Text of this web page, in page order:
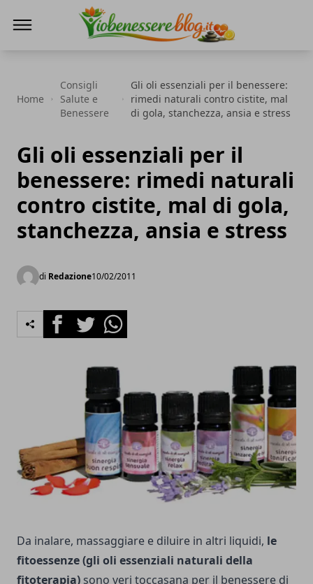
Home
Consigli
Salute e
Benessere
Gli oli essenziali per il benessere:
rimedi naturali contro cistite, mal
di gola, stanchezza, ansia e stress
Gli oli essenziali per il
benessere: rimedi naturali
contro cistite, mal di gola,
stanchezza, ansia e stress
di Redazione10/02/2011
FacebookTwitterWhatsapp
Da inalare, massaggiare e diluire in altri liquidi, le
fitoessenze (gli oli essenziali naturali della
fitoterapia) sono veri toccasana per il benessere di